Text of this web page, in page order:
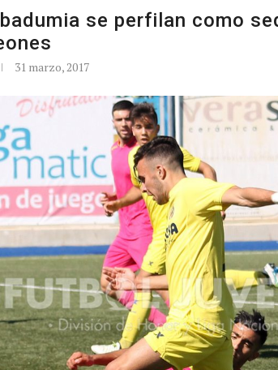
se perfilan como
31 marzo, 2017